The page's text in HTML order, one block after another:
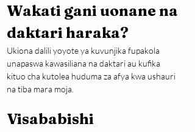
Wakati gani uonane na
daktari haraka?
Ukiona dalili yoyote ya kuvunjika fupakola
unapaswa kawasiliana na daktari au kufika
kituo cha kutolea huduma za afya kwa ushauri
na tiba mara moja.
Visababishi